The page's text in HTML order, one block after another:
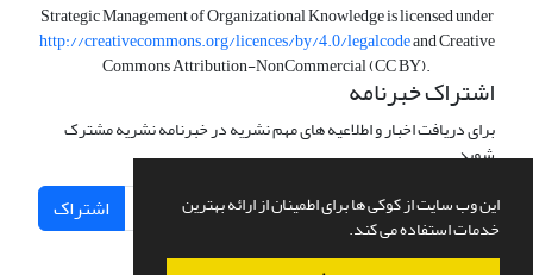
این وب سایت از کوکی ها برای اطمینان از ارائه بهترین
خدمات استفاده می کند.
Strategic Management of Organizational Knowledge is licensed under
http://creativecommons.org/licences/by/4.0/legalcodeand Creative
Commons Attribution-NonCommercial (CC BY).
اشتراک خبرنامه
برای دریافت اخبار و اطلاعیه های مهم نشریه در خبرنامه نشریه مشترک
شوید.
اشتراک